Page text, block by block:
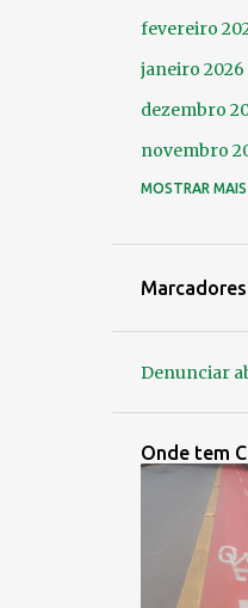
fevereiro
janeiro 2026
dezembro
novembro
outubro 2025
março 2025
fevereiro
janeiro 2025
dezembro
MOSTRAR MAIS
Marcadores
Denunciar
Onde tem